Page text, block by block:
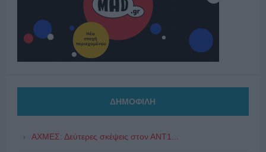
ΔΗΜΟΦΙΛΗ
ΑΧΜΕΣ: Δεύτερες σκέψεις στον ΑΝΤ1...